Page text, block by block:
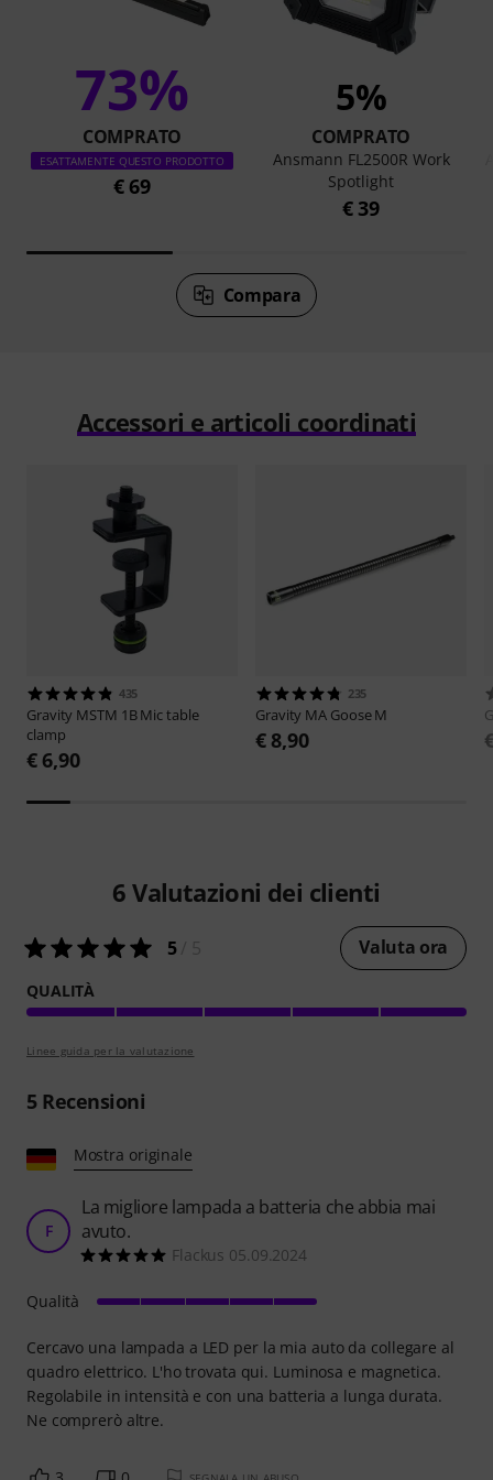
73%
COMPRATO
ESATTAMENTE QUESTO PRODOTTO
€ 69
5%
COMPRATO
Ansmann FL2500R Work
Spotlight
€ 39
Compara
Accessori e articoli coordinati
435
Gravity MSTM 1B Mic table
clamp
€ 6,90
235
Gravity MA Goose M
€ 8,90
6 Valutazioni dei clienti
5/ 5 Valuta ora
QUALITÀ
Linee guida per la valutazione
5Recensioni
Mostra originale
F
La migliore lampada a batteria che abbia mai
avuto.
Flackus 05.09.2024
Cercavo una lampada a LED per la mia auto da collegare al
quadro elettrico. L'ho trovata qui. Luminosa e magnetica.
Regolabile in intensità e con una batteria a lunga durata.
Ne comprerò altre.
Qualità